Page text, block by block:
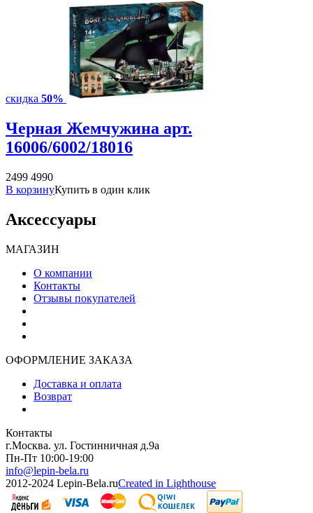
скидка 50%
Черная Жемчужина арт.
16006/6002/18016
2499 4990
В корзинуКупить в один клик
Аксессуары
МАГАЗИН
О компании
Контакты
Отзывы покупателей
ОФОРМЛЕНИЕ ЗАКАЗА
Доставка и оплата
Возврат
Контакты
г.Москва. ул. Гостинничная д.9а
Пн-Пт 10:00-19:00
info@lepin-bela.ru
2012-2024 Lepin-Bela.ruCreated in Lighthouse